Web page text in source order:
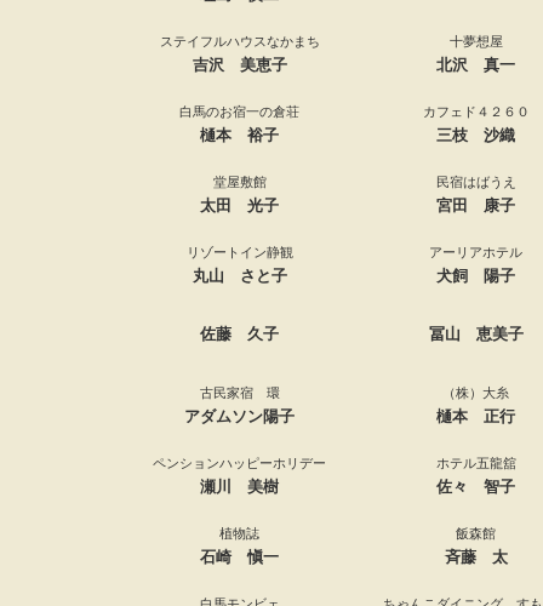
ステイフルハウスなかまち
吉沢 美恵子
十夢想屋
北沢 真一
白馬のお宿一の倉荘
樋本 裕子
カフェド４２６０
三枝 沙織
堂屋敷館
太田 光子
民宿はばうえ
宮田 康子
リゾートイン静観
丸山 さと子
アーリアホテル
犬飼 陽子
佐藤 久子 冨山 恵美子
古民家宿 環
アダムソン陽子
（株）大糸
樋本 正行
ペンションハッピーホリデー
瀬川 美樹
ホテル五龍舘
佐々 智子
植物誌
石崎 愼一
飯森館
斉藤 太